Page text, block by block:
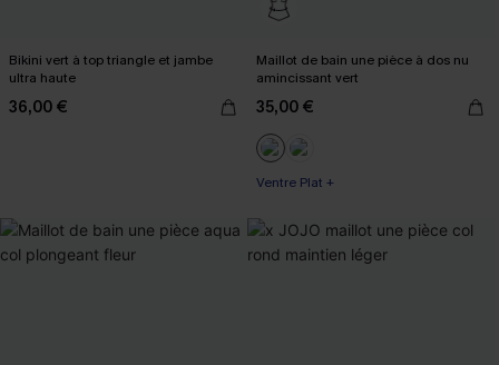
Bikini vert à top triangle et jambe
ultra haute
36,00 €
Maillot de bain une pièce à dos nu
amincissant vert
35,00 €
Ventre Plat +